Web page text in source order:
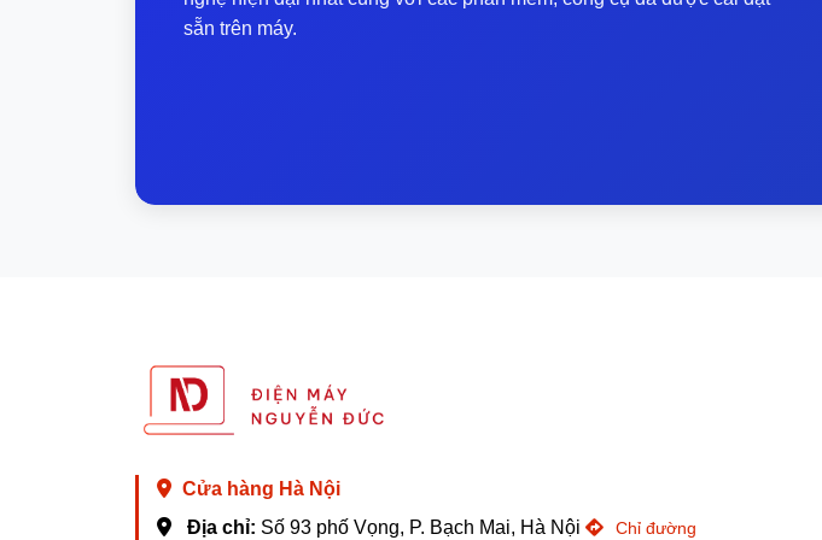
sẵn trên máy.
Cửa hàng Hà Nội
Địa chỉ: Số 93 phố Vọng, P. Bạch Mai, Hà Nội Chỉ đường